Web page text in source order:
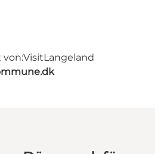
von:VisitLangeland